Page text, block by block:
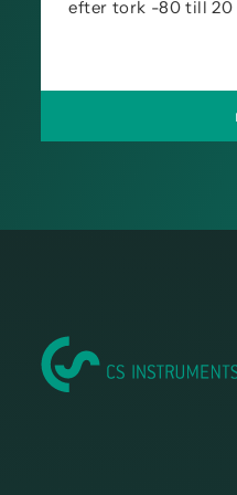
efter tork -80 till 20